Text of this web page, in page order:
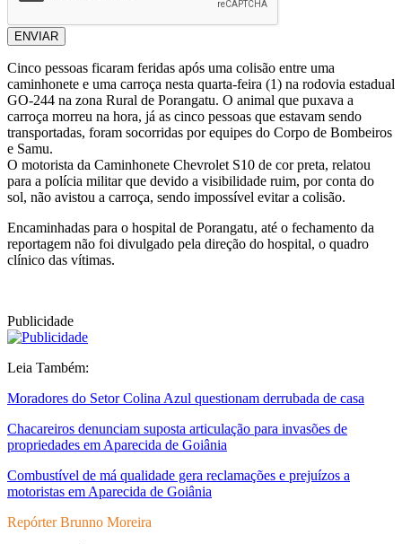
ENVIAR
Cinco pessoas ficaram feridas após uma colisão entre uma
caminhonete e uma carroça nesta quarta-feira (1) na rodovia estadual
GO-244 na zona Rural de Porangatu. O animal que puxava a
carroça morreu na hora, já as cinco pessoas que estavam sendo
transportadas, foram socorridas por equipes do Corpo de Bombeiros
e Samu.
O motorista da Caminhonete Chevrolet S10 de cor preta, relatou
para a polícia militar que devido a visibilidade ruim, por conta do
sol, não avistou a carroça, sendo impossível evitar a colisão.
Encaminhadas para o hospital de Porangatu, até o fechamento da
reportagem não foi divulgado pela direção do hospital, o quadro
clínico das vítimas.
Publicidade
Leia Também:
Moradores do Setor Colina Azul questionam derrubada de casa
Chacareiros denunciam suposta articulação para invasões de
propriedades em Aparecida de Goiânia
Combustível de má qualidade gera reclamações e prejuízos a
motoristas em Aparecida de Goiânia
Repórter Brunno Moreira